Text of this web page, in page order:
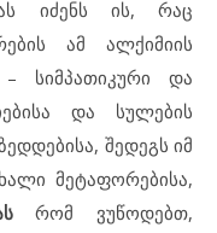
იძენს ის, რაც
ამ ალქიმიის
სიმპათიკური და
და სულების
შედეგს იმ
მეტაფორებისა,
რომ ვუწოდებთ,